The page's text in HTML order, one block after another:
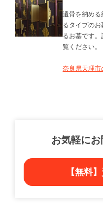
遺骨を納め
るタイプの
るお墓です。
覧ください。
奈良県天理市
お気軽に
【無料